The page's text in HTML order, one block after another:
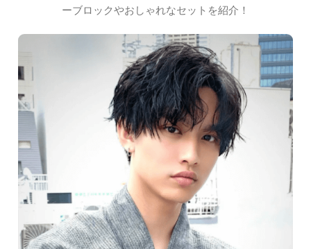
ーブロックやおしゃれなセットを紹介！